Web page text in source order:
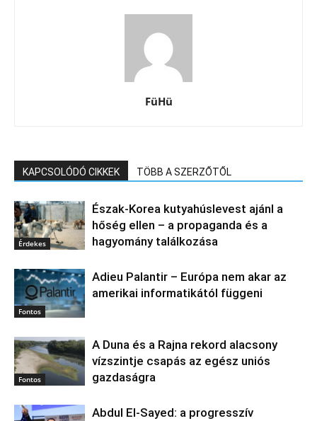
FüHü
KAPCSOLÓDÓ CIKKEK TÖBB A SZERZŐTŐL
Érdekes
Észak‑Korea kutyahúslevest ajánl a
hőség ellen – a propaganda és a
hagyomány találkozása
Fontos
Adieu Palantir – Európa nem akar az
amerikai informatikától függeni
Fontos
A Duna és a Rajna rekord alacsony
vízszintje csapás az egész uniós
gazdaságra
Abdul El‑Sayed: a progresszív